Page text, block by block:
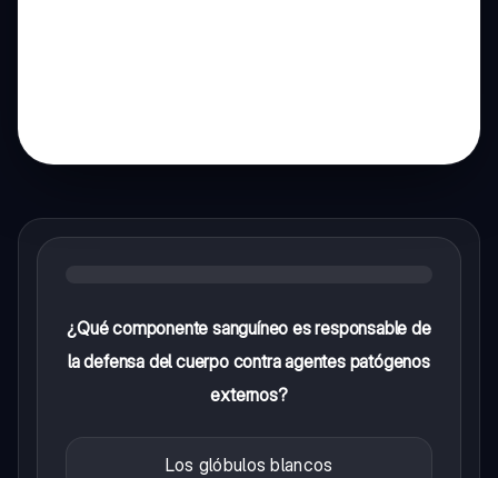
¿Qué componente sanguíneo es responsable de
la defensa del cuerpo contra agentes patógenos
externos?
Los glóbulos blancos